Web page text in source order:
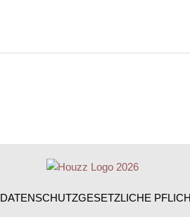
DATENSCHUTZGESETZLICHE